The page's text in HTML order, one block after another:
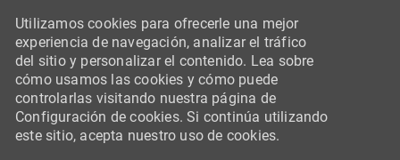
Utilizamos cookies para ofrecerle una mejor
experiencia de navegación, analizar el tráfico
del sitio y personalizar el contenido. Lea sobre
cómo usamos las cookies y cómo puede
controlarlas visitando nuestra página de
Configuración de cookies. Si continúa utilizando
este sitio, acepta nuestro uso de cookies.